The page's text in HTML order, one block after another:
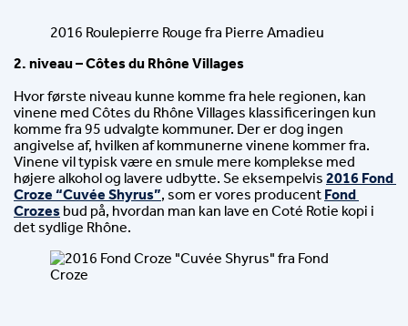
2016 Roulepierre Rouge fra Pierre Amadieu
2. niveau – Côtes du Rhône Villages
Hvor første niveau kunne komme fra hele regionen, kan
vinene med Côtes du Rhône Villages klassificeringen kun
komme fra 95 udvalgte kommuner. Der er dog ingen
angivelse af, hvilken af kommunerne vinene kommer fra.
Vinene vil typisk være en smule mere komplekse med
højere alkohol og lavere udbytte. Se eksempelvis 2016 Fond
Croze “Cuvée Shyrus”, som er vores producent Fond
Crozes bud på, hvordan man kan lave en Coté Rotie kopi i
det sydlige Rhône.